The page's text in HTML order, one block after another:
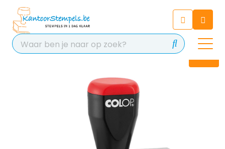
Chat 24/7 met onze chatbot
voor hulp
Contact